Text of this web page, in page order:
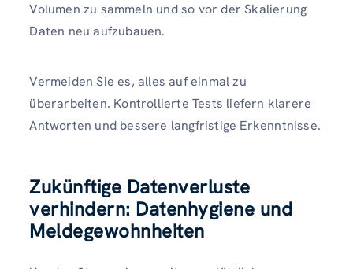
Volumen zu sammeln und so vor der Skalierung
Daten neu aufzubauen.
Vermeiden Sie es, alles auf einmal zu
überarbeiten. Kontrollierte Tests liefern klarere
Antworten und bessere langfristige Erkenntnisse.
Zukünftige Datenverluste
verhindern: Datenhygiene und
Meldegewohnheiten